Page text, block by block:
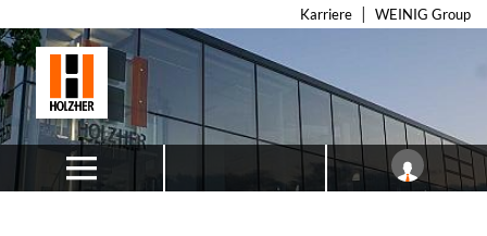
Karriere WEINIG Group